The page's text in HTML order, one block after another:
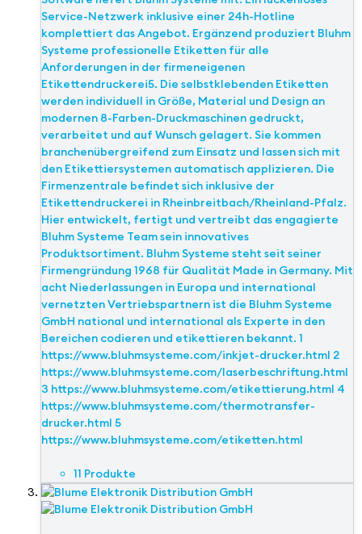
Service-Netzwerk inklusive einer 24h-Hotline
komplettiert das Angebot. Ergänzend produziert Bluhm
Systeme professionelle Etiketten für alle
Anforderungen in der firmeneigenen
Etikettendruckerei5. Die selbstklebenden Etiketten
werden individuell in Größe, Material und Design an
modernen 8-Farben-Druckmaschinen gedruckt,
verarbeitet und auf Wunsch gelagert. Sie kommen
branchenübergreifend zum Einsatz und lassen sich mit
den Etikettiersystemen automatisch applizieren. Die
Firmenzentrale befindet sich inklusive der
Etikettendruckerei in Rheinbreitbach/Rheinland-Pfalz.
Hier entwickelt, fertigt und vertreibt das engagierte
Bluhm Systeme Team sein innovatives
Produktsortiment. Bluhm Systeme steht seit seiner
Firmengründung 1968 für Qualität Made in Germany. Mit
acht Niederlassungen in Europa und international
vernetzten Vertriebspartnern ist die Bluhm Systeme
GmbH national und international als Experte in den
Bereichen codieren und etikettieren bekannt. 1
https://www.bluhmsysteme.com/inkjet-drucker.html 2
https://www.bluhmsysteme.com/laserbeschriftung.html
3 https://www.bluhmsysteme.com/etikettierung.html 4
https://www.bluhmsysteme.com/thermotransfer-
drucker.html 5
https://www.bluhmsysteme.com/etiketten.html
11 Produkte